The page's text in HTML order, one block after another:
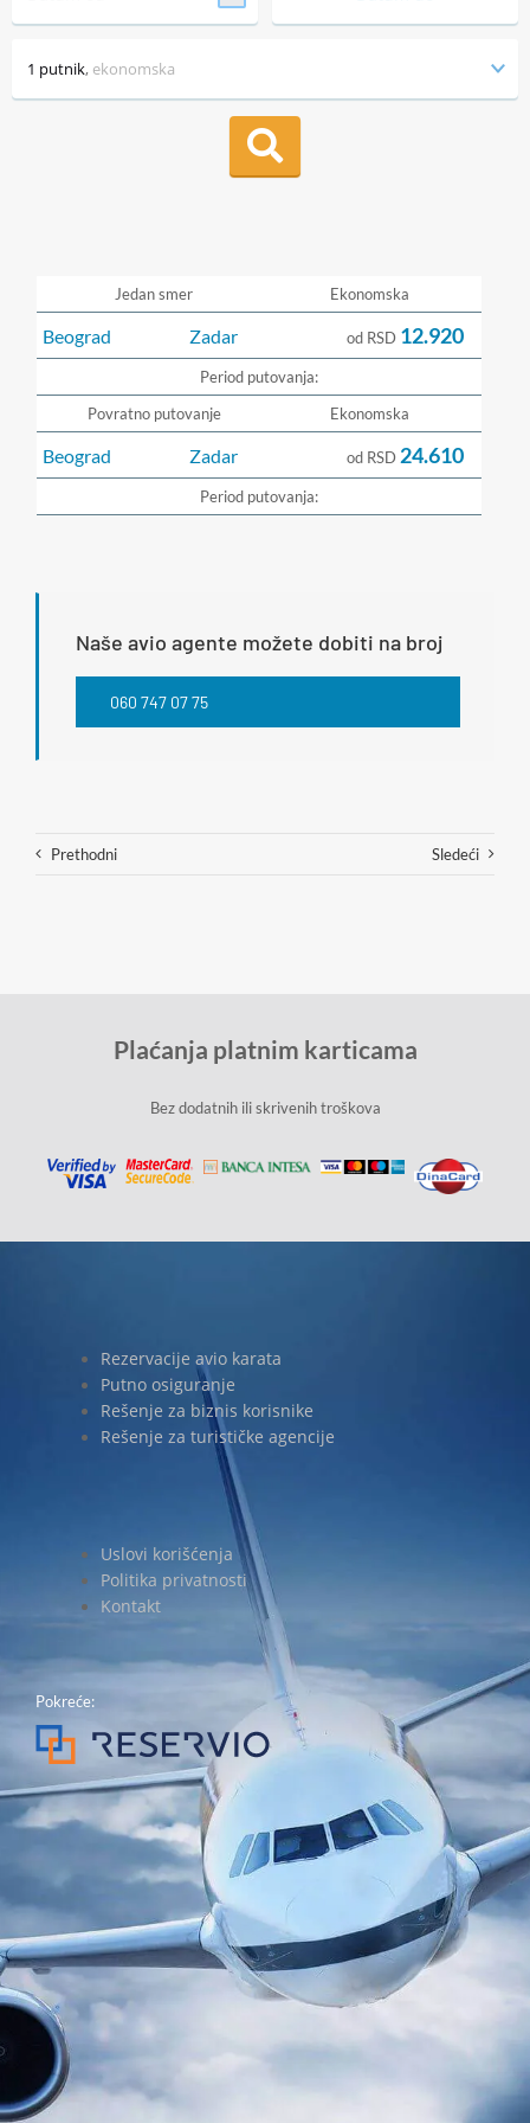
1 putnik, ekonomska
Jedan smer
Beograd Zadar
Ekonomska
Period putovanja:
od RSD 12.920
Povratno putovanje
Beograd Zadar
Ekonomska
Period putovanja:
od RSD 24.610
Naše avio agente možete dobiti na broj
060 747 07 75
Prethodni Sledeći
Plaćanja platnim karticama
Bez dodatnih ili skrivenih troškova
Rezervacije avio karata
Putno osiguranje
Rešenje za biznis korisnike
Rešenje za turističke agencije
Uslovi korišćenja
Politika privatnosti
Kontakt
Pokreće: